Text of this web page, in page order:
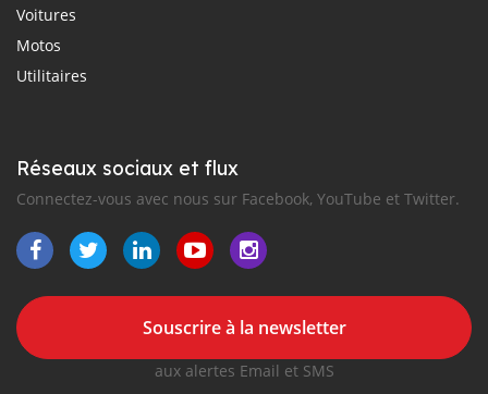
Voitures
Motos
Utilitaires
Réseaux sociaux et flux
Connectez-vous avec nous sur Facebook, YouTube et Twitter.
Souscrire à la newsletter
aux alertes Email et SMS